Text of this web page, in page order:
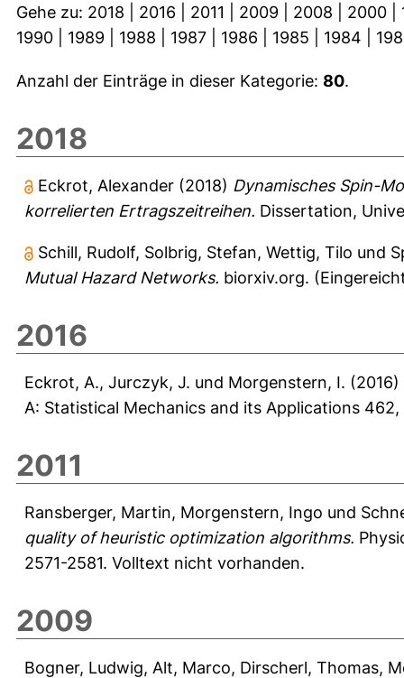
Gehe zu: 2018 2016 2011 2009 2008 2000
1990
1989 1988 1987 1986 1985 1984
Anzahl der Einträge in dieser Kategorie: 80.
2018
Eckrot, Alexander (2018) Dynamisches Spin-
korrelierten Ertragszeitreihen. Dissertation,
Schill, Rudolf, Solbrig, Stefan, Wettig, Tilo und
Mutual Hazard Networks. biorxiv.org.
2016
Eckrot, A., Jurczyk, J. und Morgenstern, I. (2016)
A: Statistical Mechanics and its Applications
2011
Ransberger, Martin, Morgenstern, Ingo und
quality of heuristic optimization algorithms.
2571-2581. Volltext nicht vorhanden.
2009
Bogner, Ludwig, Alt, Marco, Dirscherl, Thomas,